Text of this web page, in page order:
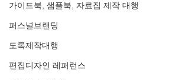
가이드북, 샘플북, 자료집 제작 대행
퍼스널브랜딩
도록제작대행
편집디자인 레퍼런스